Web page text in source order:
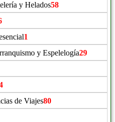
y Helados58
1
y Espelelogía29
de Viajes80